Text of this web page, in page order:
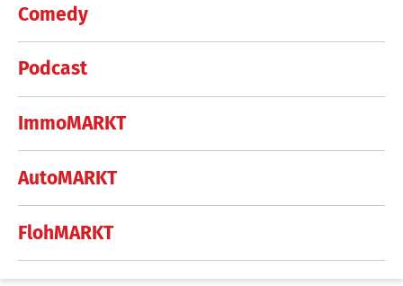
Comedy
Podcast
ImmoMARKT
AutoMARKT
FlohMARKT